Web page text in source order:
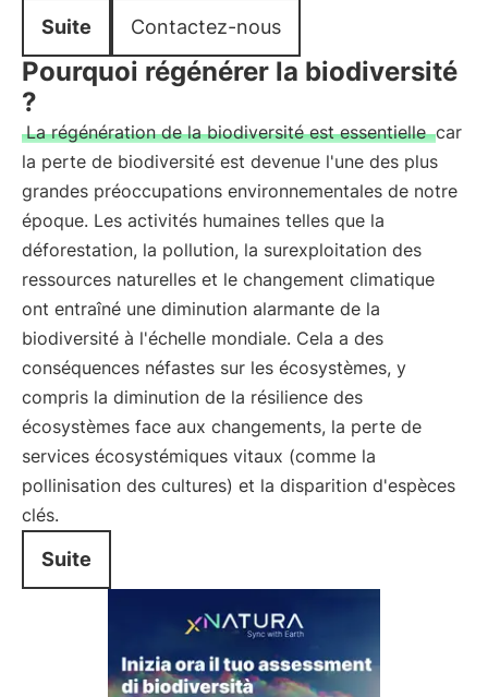
Suite Contactez-nous
Pourquoi régénérer la biodiversité
?
La régénération de la biodiversité est essentielle car
la perte de biodiversité est devenue l'une des plus
grandes préoccupations environnementales de notre
époque. Les activités humaines telles que la
déforestation, la pollution, la surexploitation des
ressources naturelles et le changement climatique
ont entraîné une diminution alarmante de la
biodiversité à l'échelle mondiale. Cela a des
conséquences néfastes sur les écosystèmes, y
compris la diminution de la résilience des
écosystèmes face aux changements, la perte de
services écosystémiques vitaux (comme la
pollinisation des cultures) et la disparition d'espèces
clés.
Suite